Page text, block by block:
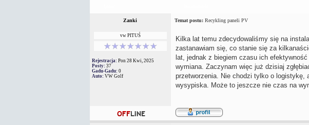
Zanki Temat postu:Recykling paneli PV
vw PITUŚ
Rejestracja: Pon 28 Kwi, 2025
Posty: 37
Gadu-Gadu: 0
Auto: VW Golf
Kilka lat temu zdecydowaliśmy się na
zastanawiam się, co stanie się za
lat, jednak z biegiem czasu ich
wymiana. Zaczynam więc już dzisiaj
przetworzenia. Nie chodzi tylko o logistykę,
wysypiska. Może to jeszcze nie czas na